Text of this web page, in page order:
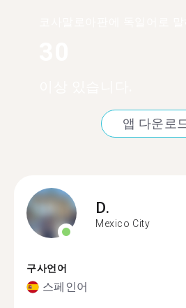
앱 다운로
D.
Mexico City
구사언어
스페인어